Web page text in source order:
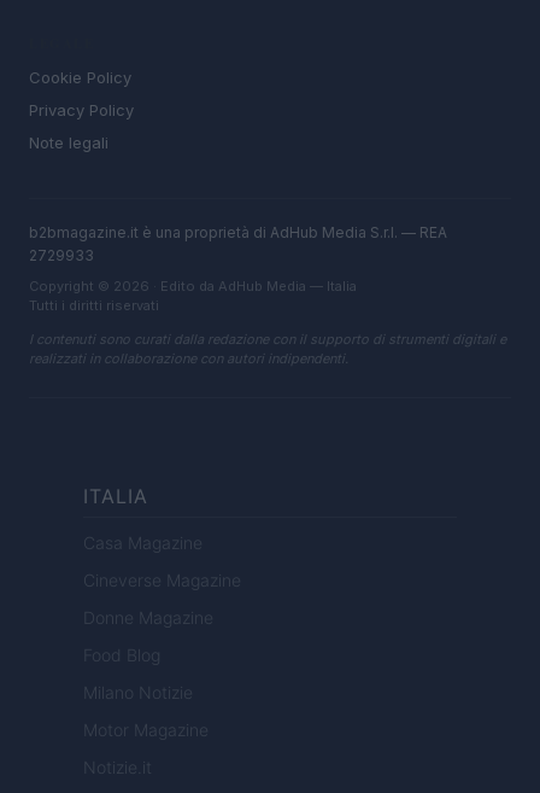
Cookie Policy
Privacy Policy
Note legali
b2bmagazine.it è una proprietà di AdHub Media S.r.l. — REA
2729933
Copyright © 2026 · Edito da AdHub Media — Italia
Tutti i diritti riservati
I contenuti sono curati dalla redazione con il supporto di strumenti digitali e
realizzati in collaborazione con autori indipendenti.
ITALIA
Casa Magazine
Cineverse Magazine
Donne Magazine
Food Blog
Milano Notizie
Motor Magazine
Notizie.it